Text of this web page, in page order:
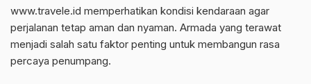
www.travele.id memperhatikan kondisi kendaraan agar
perjalanan tetap aman dan nyaman. Armada yang terawat
menjadi salah satu faktor penting untuk membangun rasa
percaya penumpang.